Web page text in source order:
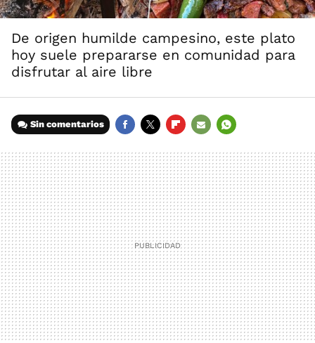
De origen humilde campesino, este plato
hoy suele prepararse en comunidad para
disfrutar al aire libre
Sin comentarios
MAIL